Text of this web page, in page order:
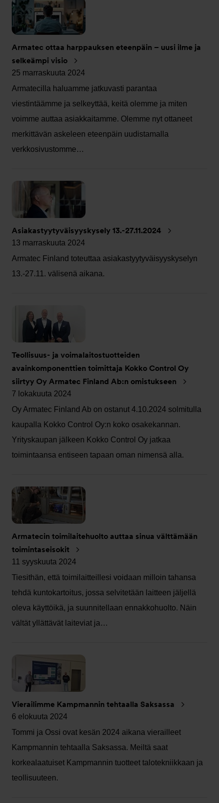
Armatec ottaa harppauksen eteenpäin – uusi ilme ja
selkeämpi visio
25 marraskuuta 2024
Armatecilla haluamme jatkuvasti parantaa
viestintäämme ja selkeyttää, keitä olemme ja miten
voimme auttaa asiakkaitamme. Olemme nyt ottaneet
merkittävän askeleen eteenpäin uudistamalla
verkkosivustomme…
Asiakastyytyväisyyskysely 13.-27.11.2024
13 marraskuuta 2024
Armatec Finland toteuttaa asiakastyytyväisyyskyselyn
13.-27.11. välisenä aikana.
Teollisuus- ja voimalaitostuotteiden
avainkomponenttien toimittaja Kokko Control Oy
siirtyy Oy Armatec Finland Ab:n omistukseen
7 lokakuuta 2024
Oy Armatec Finland Ab on ostanut 4.10.2024 solmitulla
kaupalla Kokko Control Oy:n koko osakekannan.
Yrityskaupan jälkeen Kokko Control Oy jatkaa
toimintaansa entiseen tapaan oman nimensä alla.
Armatecin toimilaitehuolto auttaa sinua välttämään
toimintaseisokit
11 syyskuuta 2024
Tiesithän, että toimilaitteillesi voidaan milloin tahansa
tehdä kuntokartoitus, jossa selvitetään laitteen jäljellä
oleva käyttöikä, ja suunnitellaan ennakkohuolto. Näin
vältät yllättävät laiteviat ja…
Vierailimme Kampmannin tehtaalla Saksassa
6 elokuuta 2024
Tommi ja Ossi ovat kesän 2024 aikana vierailleet
Kampmannin tehtaalla Saksassa. Meiltä saat
korkealaatuiset Kampmannin tuotteet talotekniikkaan ja
teollisuuteen.